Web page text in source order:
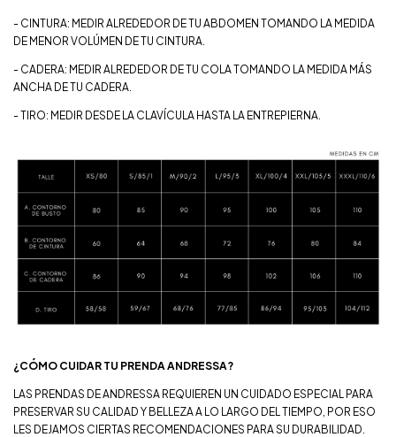
- CINTURA: MEDIR ALREDEDOR DE TU ABDOMEN TOMANDO LA MEDIDA
DE MENOR VOLÚMEN DE TU CINTURA.
- CADERA: MEDIR ALREDEDOR DE TU COLA TOMANDO LA MEDIDA MÁS
ANCHA DE TU CADERA.
- TIRO: MEDIR DESDE LA CLAVÍCULA HASTA LA ENTREPIERNA.
¿CÓMO CUIDAR TU PRENDA ANDRESSA?
LAS PRENDAS DE ANDRESSA REQUIEREN UN CUIDADO ESPECIAL PARA
PRESERVAR SU CALIDAD Y BELLEZA A LO LARGO DEL TIEMPO, POR ESO
LES DEJAMOS CIERTAS RECOMENDACIONES PARA SU DURABILIDAD.